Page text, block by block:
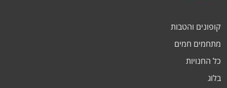
קופונים והטבות
מתחמים חמים
כל החנויות
בלוג